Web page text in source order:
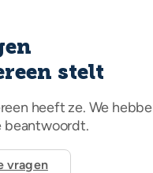
stelt
heeft ze. We
beantwoordt.
vragen